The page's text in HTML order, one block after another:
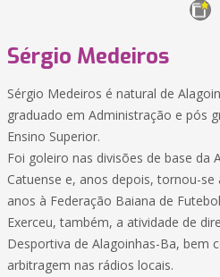
Sérgio Medeiros
Sérgio Medeiros é natural de
graduado em Administração e pós
Ensino Superior.
Foi goleiro nas divisões de base da
Catuense e, anos depois, tornou-
anos à Federação Baiana de
Exerceu, também, a atividade de
Desportiva de Alagoinhas-Ba, bem
arbitragem nas rádios locais.